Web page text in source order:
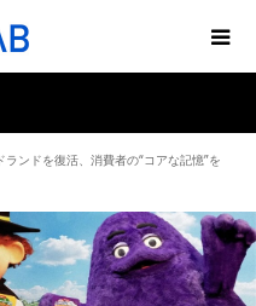
ンドを復活、消費者の“コアな記憶”を